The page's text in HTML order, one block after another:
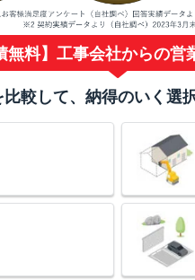
無料】工事会社からの営
較して、納得のいく選